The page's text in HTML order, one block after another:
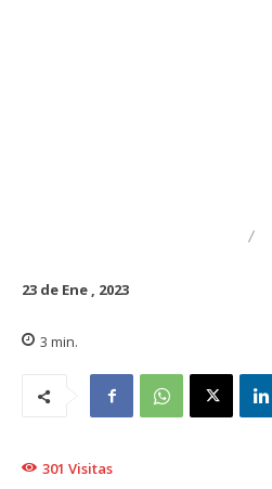
23 de Ene , 2023
3 min.
301 Visitas